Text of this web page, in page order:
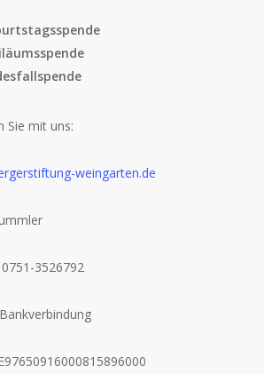
Sie mit uns:
weingarten.de
3526792